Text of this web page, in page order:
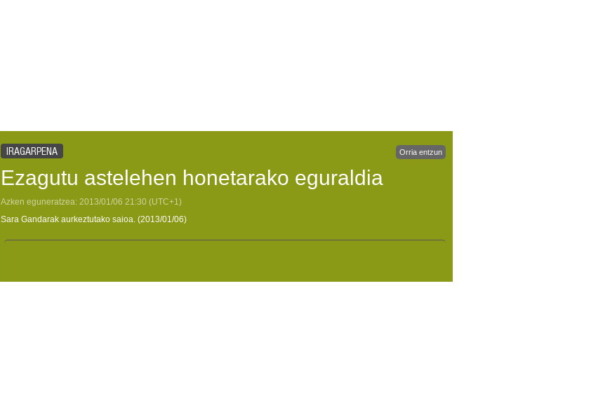
IRAGARPENA Orria entzun
Ezagutu astelehen honetarako eguraldia
Azken eguneratzea: 2013/01/06 21:30 (UTC+1)
Sara Gandarak aurkeztutako saioa. (2013/01/06)